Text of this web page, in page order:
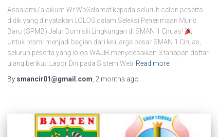
Assalamu’alaikum Wr.WbSelamat kepada seluruh calon peserta
didik yang dinyatakan LOLOS dalam Seleksi Penerimaan Murid
Baru (SPMB) Jalur Domisili Lingkungan di SMAN 1 Ciruas!
Untuk resmi menjadi bagian dari keluarga besar SMAN 1 Ciruas,
seluruh peserta yang lolos WAJIB menyelesaikan 3 tahapan daftar
ulang berikut: Lapor Diri pada Sistem Web Read more
By smancir01@gmail.com, 2 months ago